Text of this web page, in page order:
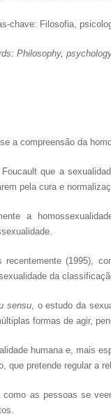
chave: Filosofia,
Philosophy,
a compreensão da
que a
pela cura e
a
recentemente (1995),
da
sensu, o estudo da
formas de agir,
humana e, mais
que pretende regular a
como as pessoas se